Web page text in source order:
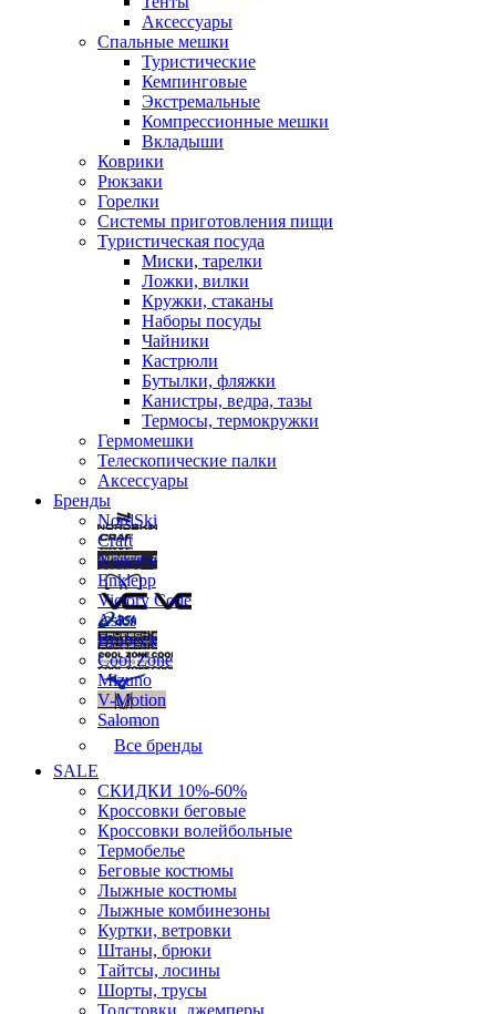
Аксессуары
Спальные мешки
Туристические
Кемпинговые
Экстремальные
Компрессионные мешки
Вкладыши
Коврики
Рюкзаки
Горелки
Системы приготовления пищи
Туристическая посуда
Миски, тарелки
Ложки, вилки
Кружки, стаканы
Наборы посуды
Чайники
Кастрюли
Бутылки, фляжки
Канистры, ведра, тазы
Термосы, термокружки
Гермомешки
Телескопические палки
Аксессуары
Бренды
NordSki
Craft
Noname
Enklepp
Victory Code
Asics
Brubeck
Cool Zone
Mizuno
V-Motion
Salomon
Все бренды
SALE
СКИДКИ 10%-60%
Кроссовки беговые
Кроссовки волейбольные
Термобелье
Беговые костюмы
Лыжные костюмы
Лыжные комбинезоны
Куртки, ветровки
Штаны, брюки
Тайтсы, лосины
Шорты, трусы
Толстовки, джемперы